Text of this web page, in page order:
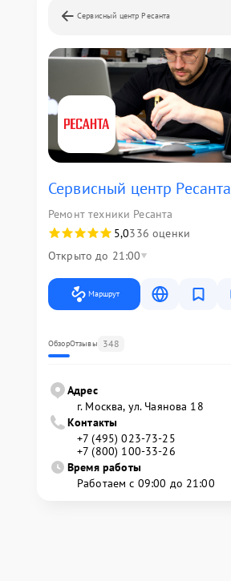
Сервисный центр Ресанта
Сервисный центр Ресанта
Ремонт техники Ресанта
5,0336 оценки
Открыто до 21:00
Маршрут
ОбзорОтзывы 348
Адрес
г. Москва, ул. Чаянова 18
Контакты
+7 (495) 023-73-25
+7 (800) 100-33-26
Время работы
Работаем с 09:00 до 21:00